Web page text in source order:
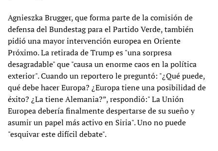
Agnieszka Brugger, que forma parte de la comisión de
defensa del Bundestag para el Partido Verde, también
pidió una mayor intervención europea en Oriente
Próximo. La retirada de Trump es "una sorpresa
desagradable" que "causa un enorme caos en la política
exterior". Cuando un reportero le preguntó: "¿Qué puede,
qué debe hacer Europa? ¿Europa tiene una posibilidad de
éxito? ¿La tiene Alemania?”, respondió:" La Unión
Europea debería finalmente despertarse de su sueño y
asumir un papel más activo en Siria". Uno no puede
"esquivar este difícil debate".